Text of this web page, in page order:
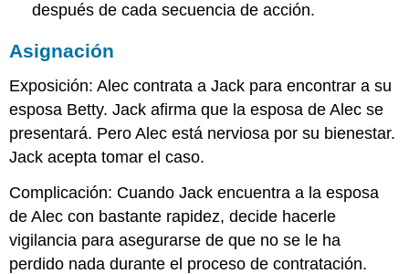
después de cada secuencia de acción.
Asignación
Exposición: Alec contrata a Jack para encontrar a su
esposa Betty. Jack afirma que la esposa de Alec se
presentará. Pero Alec está nerviosa por su bienestar.
Jack acepta tomar el caso.
Complicación: Cuando Jack encuentra a la esposa
de Alec con bastante rapidez, decide hacerle
vigilancia para asegurarse de que no se le ha
perdido nada durante el proceso de contratación.